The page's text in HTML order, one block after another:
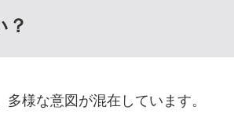
？
様な意図が混在しています。